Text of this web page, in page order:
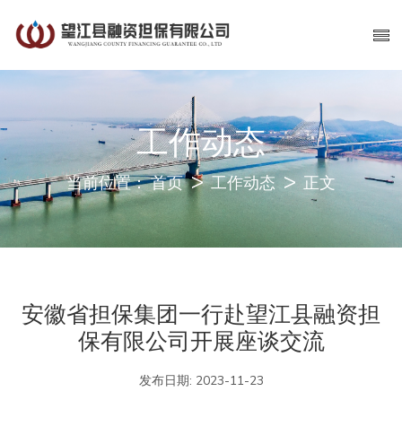
工作动态
当前位置：首页 工作动态 正文
安徽省担保集团一行赴望江县融资担
保有限公司开展座谈交流
发布日期: 2023-11-23